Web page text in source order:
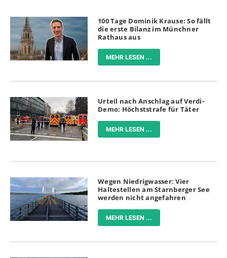
100 Tage Dominik Krause: So fällt
die erste Bilanz im Münchner
Rathaus aus
MEHR LESEN ...
Urteil nach Anschlag auf Verdi-
Demo: Höchststrafe für Täter
MEHR LESEN ...
Wegen Niedrigwasser: Vier
Haltestellen am Starnberger See
werden nicht angefahren
MEHR LESEN ...